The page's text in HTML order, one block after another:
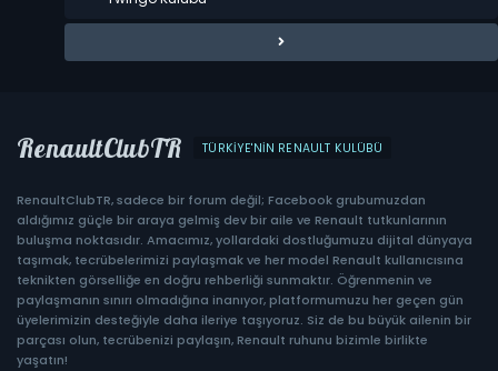
RenaultClubTR TÜRKIYE'NIN RENAULT KULÜBÜ
RenaultClubTR, sadece bir forum değil; Facebook grubumuzdan
aldığımız güçle bir araya gelmiş dev bir aile ve Renault tutkunlarının
buluşma noktasıdır. Amacımız, yollardaki dostluğumuzu dijital dünyaya
taşımak, tecrübelerimizi paylaşmak ve her model Renault kullanıcısına
teknikten görselliğe en doğru rehberliği sunmaktır. Öğrenmenin ve
paylaşmanın sınırı olmadığına inanıyor, platformumuzu her geçen gün
üyelerimizin desteğiyle daha ileriye taşıyoruz. Siz de bu büyük ailenin bir
parçası olun, tecrübenizi paylaşın, Renault ruhunu bizimle birlikte
yaşatın!